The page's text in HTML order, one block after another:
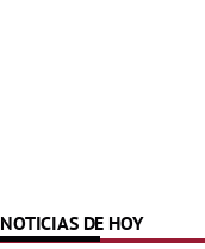
NOTICIAS DE HOY